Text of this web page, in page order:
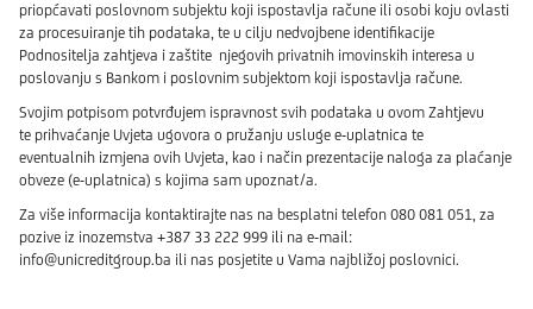
priopćavati poslovnom subjektu koji ispostavlja račune ili osobi koju ovlasti
za procesuiranje tih podataka, te u cilju nedvojbene identifikacije
Podnositelja zahtjeva i zaštite njegovih privatnih imovinskih interesa u
poslovanju s Bankom i poslovnim subjektom koji ispostavlja račune.
Svojim potpisom potvrđujem ispravnost svih podataka u ovom Zahtjevu
te prihvaćanje Uvjeta ugovora o pružanju usluge e-uplatnica te
eventualnih izmjena ovih Uvjeta, kao i način prezentacije naloga za plaćanje
obveze (e-uplatnica) s kojima sam upoznat/a.
Za više informacija kontaktirajte nas na besplatni telefon 080 081 051, za
pozive iz inozemstva +387 33 222 999 ili na e-mail:
info@unicreditgroup.ba ili nas posjetite u Vama najbližoj poslovnici.